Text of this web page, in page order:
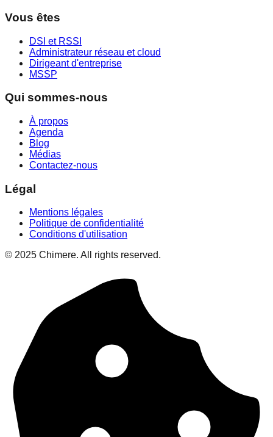
Vous êtes
DSI et RSSI
Administrateur réseau et cloud
Dirigeant d'entreprise
MSSP
Qui sommes-nous
À propos
Agenda
Blog
Médias
Contactez-nous
Légal
Mentions légales
Politique de confidentialité
Conditions d'utilisation
© 2025 Chimere. All rights reserved.